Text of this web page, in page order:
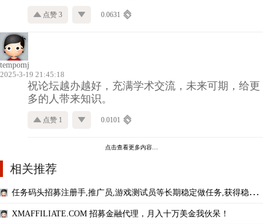
点赞 3 0.0631
tempomj
2025-3-19 21:45:18
祝论坛越办越好，充满学术交流，未来可期，给更
多的人带来知识。
点赞 1 0.0101
点击查看更多内容…
相关推荐
任务码头招募注册手,推广员,游戏测试员等长期稳定做任务,获得稳定
XMAFFILIATE.COM 招募金融代理，月入十万美金我伙呆！